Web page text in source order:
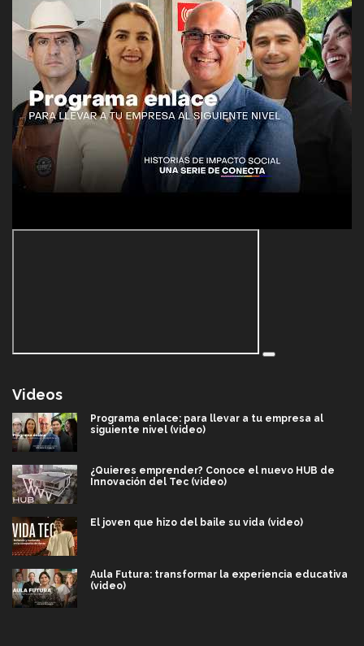
Videos
Programa enlace: para llevar a tu empresa al
siguiente nivel (video)
¿Quieres emprender? Conoce el nuevo HUB de
Innovación del Tec (video)
El joven que hizo del baile su vida (video)
Aula Futura: transformar la experiencia educativa
(video)